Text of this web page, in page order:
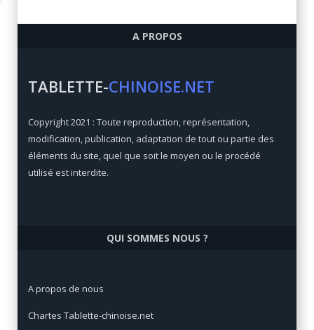
Qualité/prix:84 / 100
Qualité/prix:92 / 100
Prix: €
A PROPOS
TABLETTE-CHINOISE.NET
Copyright 2021 : Toute reproduction, représentation,
modification, publication, adaptation de tout ou partie des
éléments du site, quel que soit le moyen ou le procédé
utilisé est interdite.
QUI SOMMES NOUS ?
A propos de nous
Chartes Tablette-chinoise.net